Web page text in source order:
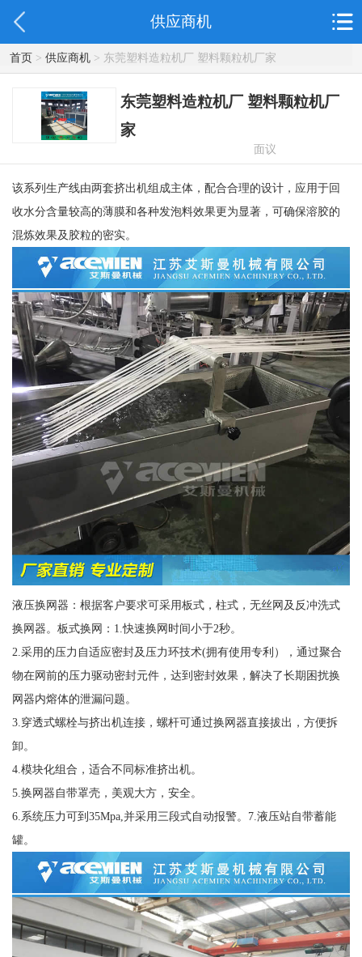
供应商机
首页> 供应商机> 东莞塑料造粒机厂 塑料颗粒机厂家
东莞塑料造粒机厂 塑料颗粒机厂
家
面议
该系列生产线由两套挤出机组成主体，配合合理的设计，应用于回
收水分含量较高的薄膜和各种发泡料效果更为显著，可确保溶胶的
混炼效果及胶粒的密实。
液压换网器：根据客户要求可采用板式，柱式，无丝网及反冲洗式
换网器。板式换网：1.快速换网时间小于2秒。
2.采用的压力自适应密封及压力环技术(拥有使用专利），通过聚合
物在网前的压力驱动密封元件，达到密封效果，解决了长期困扰换
网器内熔体的泄漏问题。
3.穿透式螺栓与挤出机连接，螺杆可通过换网器直接拔出，方便拆
卸。
4.模块化组合，适合不同标准挤出机。
5.换网器自带罩壳，美观大方，安全。
6.系统压力可到35Mpa,并采用三段式自动报警。7.液压站自带蓄能
罐。